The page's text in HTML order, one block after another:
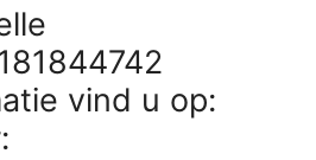
vind u op: